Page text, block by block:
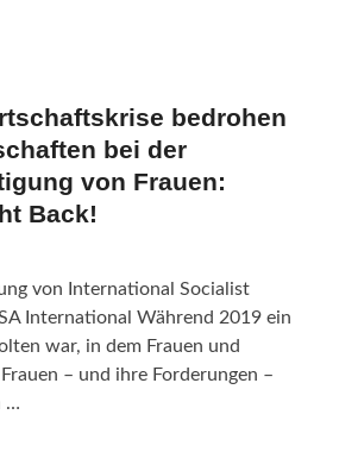
bedrohen
bei der
von Frauen:
Back!
von International Socialist
International Während 2019 ein
war, in dem Frauen und
– und ihre Forderungen –
…